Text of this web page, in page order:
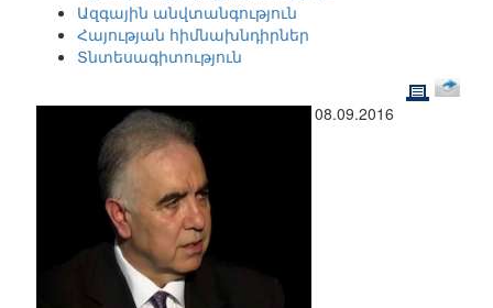
Ազգային անվտանգություն
Հայության հիմնախնդիրներ
Տնտեսագիտություն
08.09.2016